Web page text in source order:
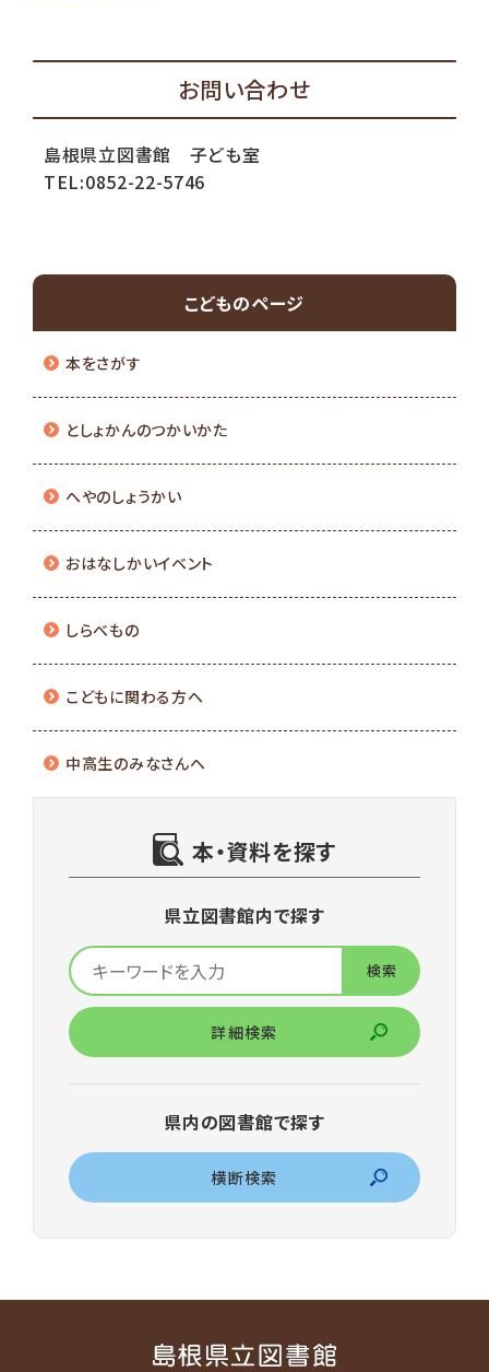
お問い合わせ
島根県立図書館 子ども室
TEL:0852-22-5746
こどものページ
本をさがす
としょかんのつかいかた
へやのしょうかい
おはなしかいイベント
しらべもの
こどもに関わる方へ
中高生のみなさんへ
本・資料を探す
県立図書館内で探す
詳細検索
県内の図書館で探す
横断検索